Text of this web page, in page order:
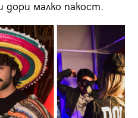
дори малко пакост.